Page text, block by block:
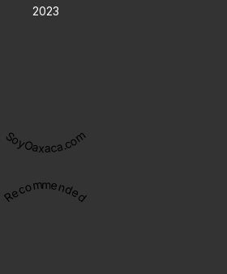
2023
SoyOaxaca.com
Recommended